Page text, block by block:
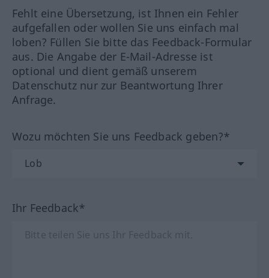
Fehlt eine Übersetzung, ist Ihnen ein Fehler
aufgefallen oder wollen Sie uns einfach mal
loben? Füllen Sie bitte das Feedback-Formular
aus. Die Angabe der E-Mail-Adresse ist
optional und dient gemäß unserem
Datenschutz nur zur Beantwortung Ihrer
Anfrage.
Wozu möchten Sie uns Feedback geben?*
Ihr Feedback*